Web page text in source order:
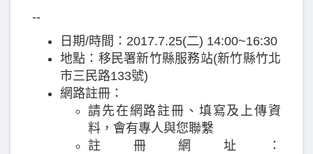
--
日期/時間：2017.7.25(二) 14:00~16:30
地點：移民署新竹縣服務站(新竹縣竹北
市三民路133號)
網路註冊：
請先在網路註冊、填寫及上傳資
料，會有專人與您聯繫
註冊網址：